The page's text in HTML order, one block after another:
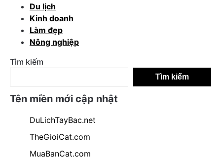
Du lịch
Kinh doanh
Làm đẹp
Nông nghiệp
Tìm kiếm
Tìm kiếm
Tên miền mới cập nhật
DuLichTayBac.net
TheGioiCat.com
MuaBanCat.com